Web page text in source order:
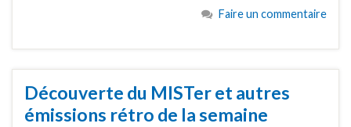
Faire un commentaire
Découverte du MISTer et autres
émissions rétro de la semaine